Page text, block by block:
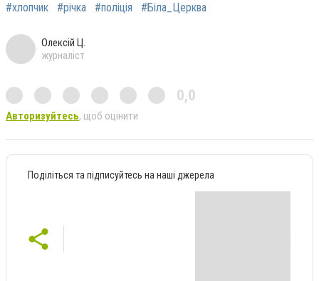
#хлопчик #річка #поліція #Біла_Церква
Олексій Ц.
журналіст
0,0
Авторизуйтесь, щоб оцінити
Поділіться та підписуйтесь на наші джерела